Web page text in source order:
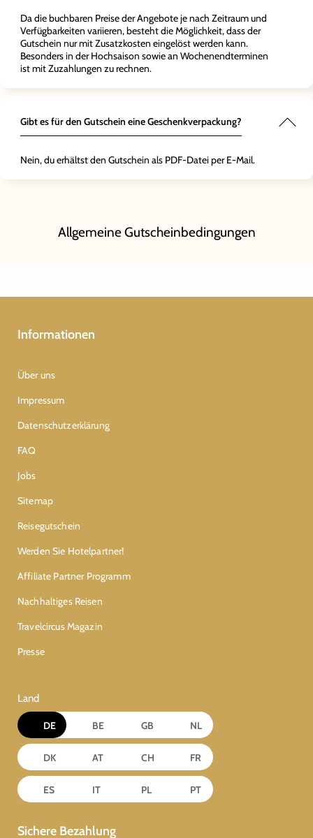
Da die buchbaren Preise der Angebote je nach Zeitraum und
Verfügbarkeiten variieren, besteht die Möglichkeit, dass der
Gutschein nur mit Zusatzkosten eingelöst werden kann.
Besonders in der Hochsaison sowie an Wochenendterminen
ist mit Zuzahlungen zu rechnen.
Gibt es für den Gutschein eine Geschenkverpackung?
Nein, du erhältst den Gutschein als PDF-Datei per E-Mail.
Allgemeine Gutscheinbedingungen
Informationen
Über uns
Impressum
Datenschutzerklärung
FAQ
Jobs
Sitemap
Reisegutschein
Werden Sie Hotelpartner!
Affiliate Partner Programm
Nachhaltiges Reisen
Travelcircus Magazin
Presse
Land
DE BE GB NL
DK AT CH FR
ES IT PL PT
Sichere Bezahlung